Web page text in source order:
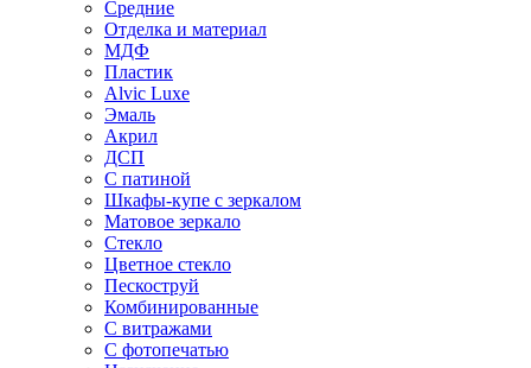
Средние
Отделка и материал
МДФ
Пластик
Alvic Luxe
Эмаль
Акрил
ДСП
С патиной
Шкафы-купе с зеркалом
Матовое зеркало
Стекло
Цветное стекло
Пескоструй
Комбинированные
С витражами
С фотопечатью